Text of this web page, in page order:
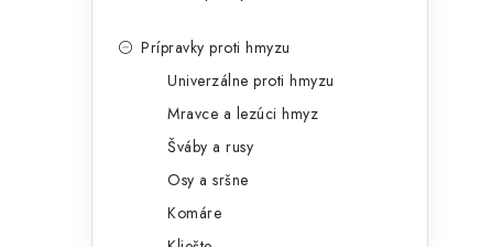
Prípravky proti hmyzu
Univerzálne proti hmyzu
Mravce a lezúci hmyz
Šváby a rusy
Osy a sršne
Komáre